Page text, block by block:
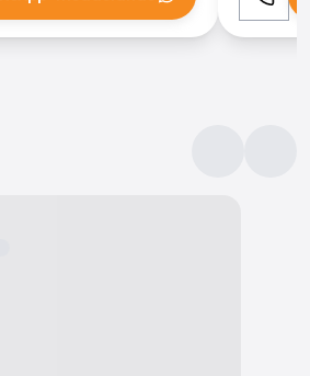
WhatsApp Ring